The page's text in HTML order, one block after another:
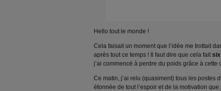
Hello tout le monde !
Cela faisait un moment que l’idée me trottait
après tout ce temps ! Il faut dire que cela fait
j’ai commencé à perdre du poids grâce à cette
Ce matin, j’ai relu (quasiment) tous les postes
étonnée de tout l’espoir et de la motivation que